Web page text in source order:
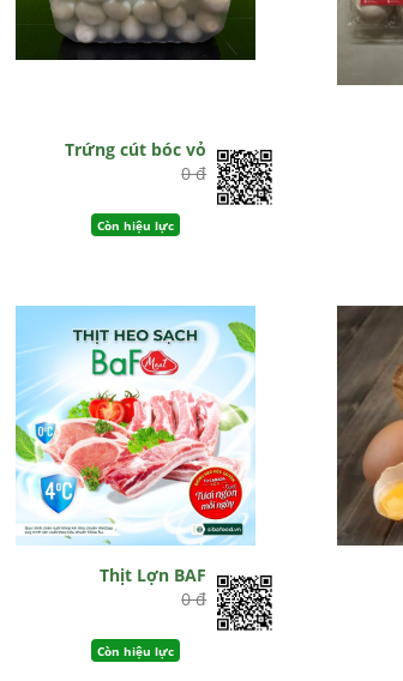
Trứng cút bóc vỏ
0 đ
Còn hiệu lực
Thịt Lợn BAF
0 đ
Còn hiệu lực